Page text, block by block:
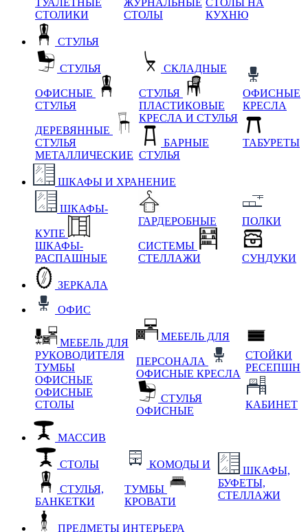
ТУАЛЕТНЫЕ
СТОЛИКИ
ЖУРНАЛЬНЫЕ
СТОЛЫ
СТОЛЫ НА
КУХНЮ
СТУЛЬЯ
СТУЛЬЯ
ОФИСНЫЕ
СТУЛЬЯ
ДЕРЕВЯННЫЕ
СТУЛЬЯ
МЕТАЛЛИЧЕСКИЕ
СКЛАДНЫЕ
СТУЛЬЯ
ПЛАСТИКОВЫЕ
КРЕСЛА И СТУЛЬЯ
БАРНЫЕ
СТУЛЬЯ
ОФИСНЫЕ
КРЕСЛА
ТАБУРЕТЫ
ШКАФЫ И ХРАНЕНИЕ
ШКАФЫ-
КУПЕ
ШКАФЫ-
РАСПАШНЫЕ
ГАРДЕРОБНЫЕ
СИСТЕМЫ
СТЕЛЛАЖИ
ПОЛКИ
СУНДУКИ
ЗЕРКАЛА
ОФИС
МЕБЕЛЬ ДЛЯ
РУКОВОДИТЕЛЯ
ТУМБЫ
ОФИСНЫЕ
ОФИСНЫЕ
СТОЛЫ
МЕБЕЛЬ ДЛЯ
ПЕРСОНАЛА
ОФИСНЫЕ КРЕСЛА
СТУЛЬЯ
ОФИСНЫЕ
СТОЙКИ
РЕСЕПШН
КАБИНЕТ
МАССИВ
СТОЛЫ
СТУЛЬЯ,
БАНКЕТКИ
КОМОДЫ И
ТУМБЫ
КРОВАТИ
ШКАФЫ,
БУФЕТЫ,
СТЕЛЛАЖИ
ПРЕДМЕТЫ ИНТЕРЬЕРА